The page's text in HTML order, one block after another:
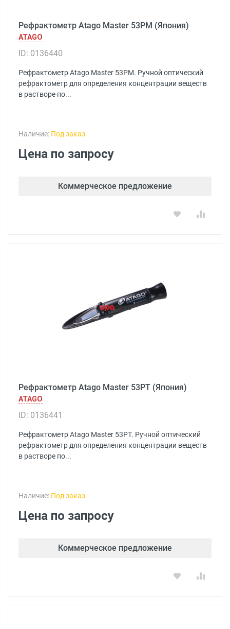
Рефрактометр Atago Master 53PM (Япония)
ATAGO
ID: 0136440
Рефрактометр Atago Master 53PM. Ручной оптический
рефрактометр для определения концентрации веществ
в растворе по...
Наличие: Под заказ
Цена по запросу
Коммерческое предложение
Рефрактометр Atago Master 53PT (Япония)
ATAGO
ID: 0136441
Рефрактометр Atago Master 53PT. Ручной оптический
рефрактометр для определения концентрации веществ
в растворе по...
Наличие: Под заказ
Цена по запросу
Коммерческое предложение